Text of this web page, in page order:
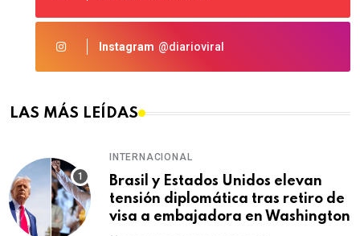
Instagram @diarioviral
LAS MÁS LEÍDAS
INTERNACIONAL
Brasil y Estados Unidos elevan
tensión diplomática tras retiro de
visa a embajadora en Washington